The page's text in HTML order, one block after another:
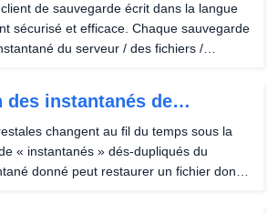
de sauvegarde écrit dans la langue
sécurisé et efficace. Chaque sauvegarde
du serveur / des fichiers /
des instantanés de
changent au fil du temps sous la
« instantanés » dés-dupliqués du
donné peut restaurer un fichier donné